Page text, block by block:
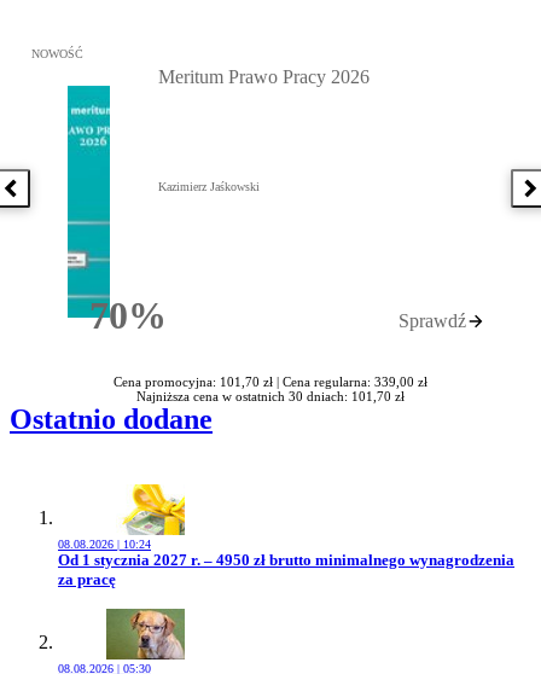
Poprzednia książka
Przejdź do: Meritum Prawo Pracy 2026, Kazimierz Jaśkowski -
NOWOŚĆ
70%Rabatu
Meritum Prawo Pracy 2026
Kazimierz Jaśkowski
Sprawdź
Cena promocyjna: 101,70 zł | Cena regularna: 339,00 zł
Najniższa cena w ostatnich 30 dniach: 101,70 zł
Ostatnio dodane
08.08.2026 | 10:24
Przejdź do artykułu:
Od 1 stycznia 2027 r. – 4950 zł brutto minimalnego wynagrodzenia
za pracę
08.08.2026 | 05:30